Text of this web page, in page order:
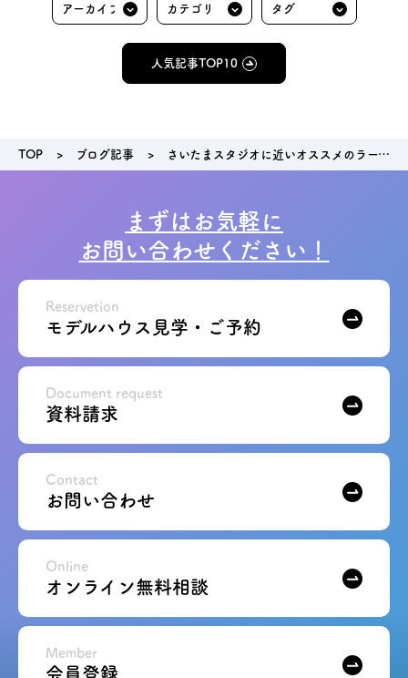
人気記事TOP10
TOP ブログ記事 さいたまスタジオに近いオススメのラーメン店「めんくみ」
まずはお気軽に
お問い合わせください！
モデルハウス見学・ご予約
Reservetion
資料請求
Document request
お問い合わせ
Contact
オンライン無料相談
Online
会員登録
Member